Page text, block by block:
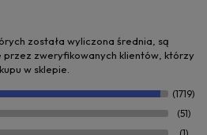
została wyliczona średnia, są
przez zweryfikowanych klientów, którzy
w sklepie.
(1719)
(51)